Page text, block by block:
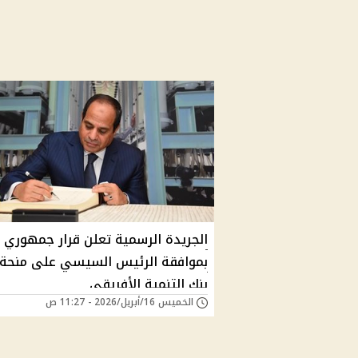
الجريدة الرسمية تعلن قرار جمهوري
بموافقة الرئيس السيسي على
بنك التنمية الأفريقي
الخميس 16/أبريل/2026 - 11:27 ص